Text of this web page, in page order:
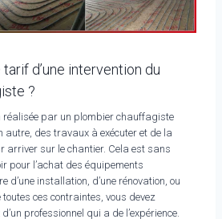
d’une intervention du
?
réalisée par un plombier chauffagiste
autre, des travaux à exécuter et de la
arriver sur le chantier. Cela est sans
pour l’achat des équipements
d’une installation, d’une rénovation, ou
ces contraintes, vous devez
professionnel qui a de l’expérience.